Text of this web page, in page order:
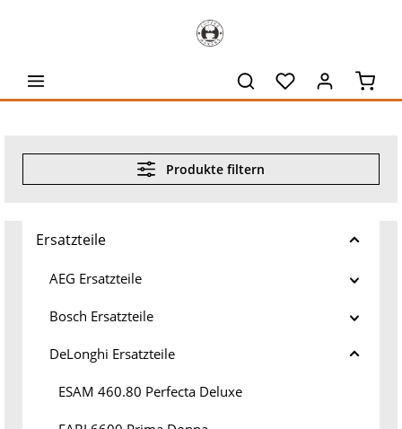
Produkte filtern
Ersatzteile
AEG Ersatzteile
Bosch Ersatzteile
DeLonghi Ersatzteile
ESAM 460.80 Perfecta Deluxe